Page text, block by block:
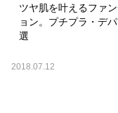
ツヤ肌を叶えるファ
ョン。プチプラ・デ
選
2018.07.12